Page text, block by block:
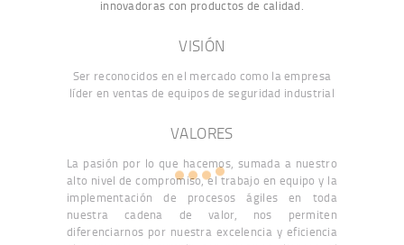
innovadoras con productos de calidad.
VISIÓN
Ser reconocidos en el mercado como la empresa
líder en ventas de equipos de seguridad industrial
VALORES
La pasión por lo que hacemos, sumada a nuestro
alto nivel de compromiso, el trabajo en equipo y la
implementación de procesos ágiles en toda
nuestra cadena de valor, nos permiten
diferenciarnos por nuestra excelencia y eficiencia